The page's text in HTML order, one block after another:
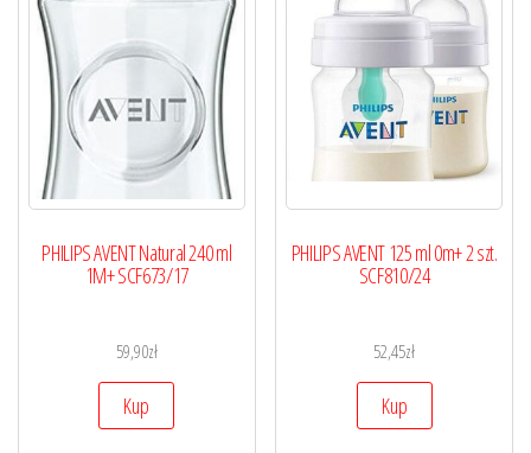
PHILIPS AVENT Natural 240 ml
1M+ SCF673/17
59,90zł
Kup
PHILIPS AVENT 125 ml 0m+ 2 szt.
SCF810/24
52,45zł
Kup